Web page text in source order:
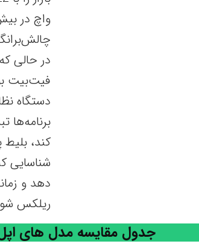
واچ در
در حالی
فیت‌بیت
دستگاه
برنامه‌ها
کند،
شناسایی
دهد و
ریلکس
جدول مقایسه مدل های